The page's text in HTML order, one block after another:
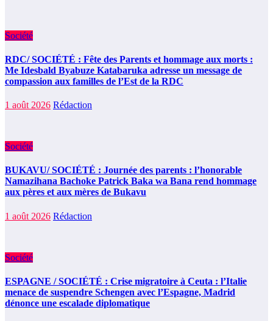
Société
RDC/ SOCIÉTÉ : Fête des Parents et hommage aux morts :
Me Idesbald Byabuze Katabaruka adresse un message de
compassion aux familles de l’Est de la RDC
1 août 2026 Rédaction
Société
BUKAVU/ SOCIÉTÉ : Journée des parents : l’honorable
Namazihana Bachoke Patrick Baka wa Bana rend hommage
aux pères et aux mères de Bukavu
1 août 2026 Rédaction
Société
ESPAGNE / SOCIÉTÉ : Crise migratoire à Ceuta : l’Italie
menace de suspendre Schengen avec l’Espagne, Madrid
dénonce une escalade diplomatique